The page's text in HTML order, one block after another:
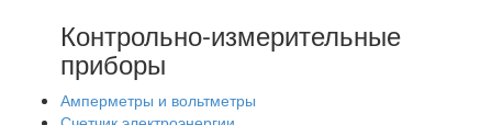
Контрольно-измерительные
приборы
Амперметры и вольтметры